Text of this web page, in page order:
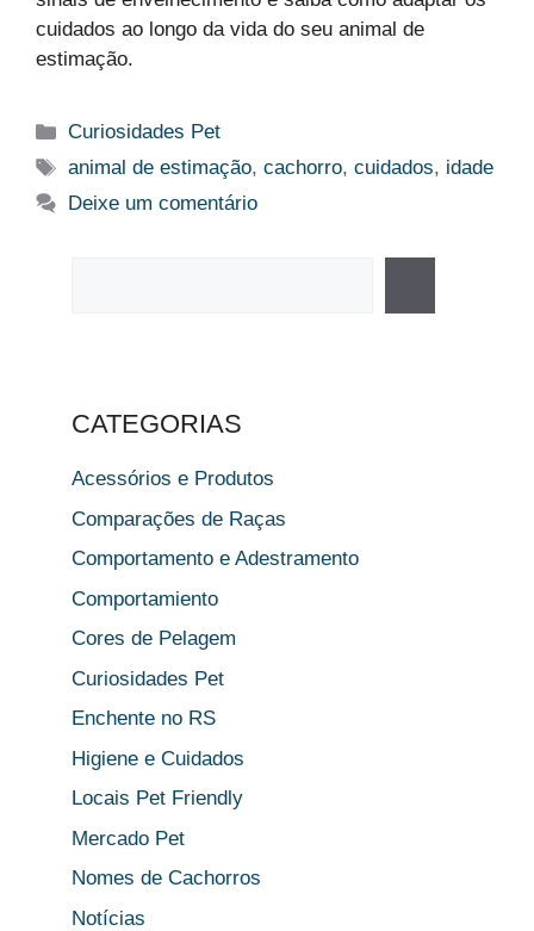
cuidados ao longo da vida do seu animal de
estimação.
Categorias
Curiosidades Pet
Tags
animal de estimação,cachorro,cuidados, idade
Deixe um comentário
CATEGORIAS
Acessórios e Produtos
Comparações de Raças
Comportamento e Adestramento
Comportamiento
Cores de Pelagem
Curiosidades Pet
Enchente no RS
Higiene e Cuidados
Locais Pet Friendly
Mercado Pet
Nomes de Cachorros
Notícias